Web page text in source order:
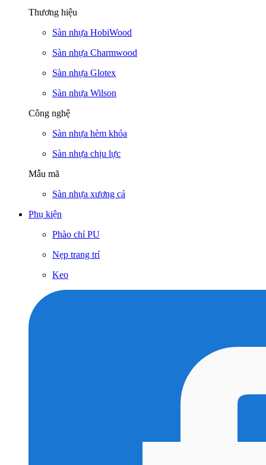
Thương hiệu
Sàn nhựa HobiWood
Sàn nhựa Charmwood
Sàn nhựa Glotex
Sàn nhựa Wilson
Công nghệ
Sàn nhựa hèm khóa
Sàn nhựa chịu lực
Mẫu mã
Sàn nhựa xương cá
Phụ kiện
Phào chỉ PU
Nẹp trang trí
Keo